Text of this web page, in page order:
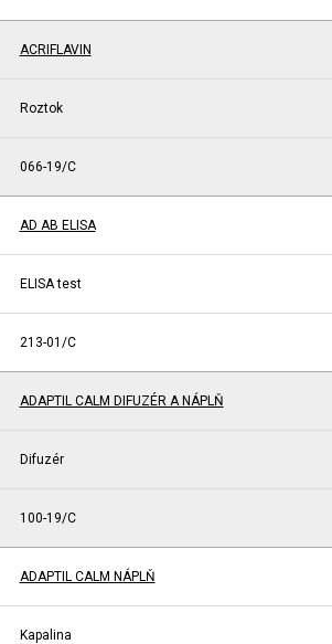
ACRIFLAVIN
Roztok
066-19/C
AD AB ELISA
ELISA test
213-01/C
ADAPTIL CALM DIFUZÉR A NÁPLŇ
Difuzér
100-19/C
ADAPTIL CALM NÁPLŇ
Kapalina